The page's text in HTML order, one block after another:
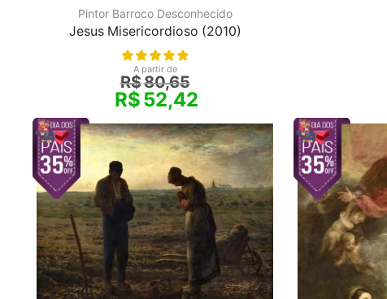
Pintor Barroco Desconhecido
Jesus Misericordioso (2010)
A partir de
R$80,65
R$52,42